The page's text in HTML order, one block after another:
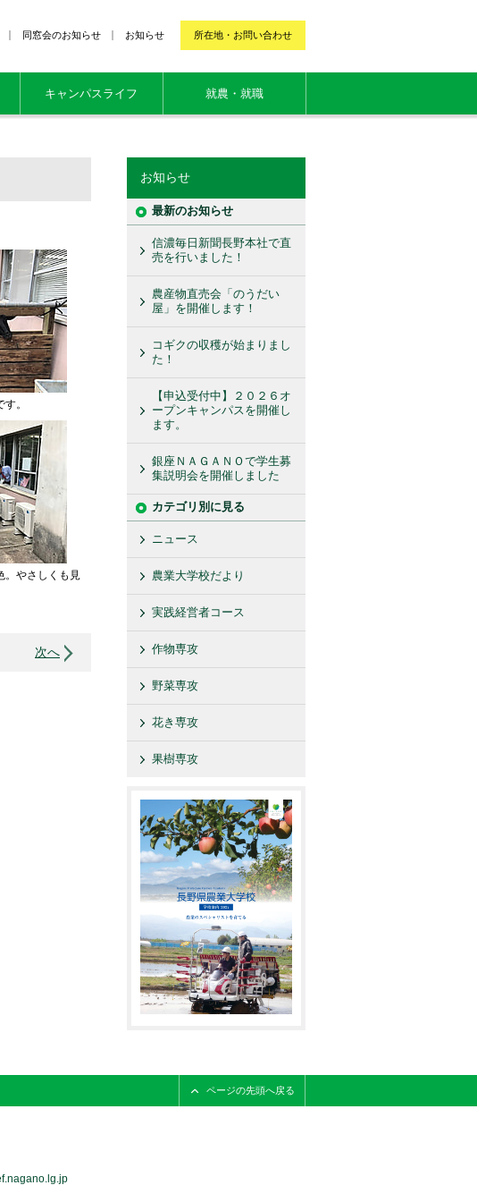
所在地・お問い合わせ
お知らせ
同窓会のお知らせ
キャンパスライフ 就農・就職
。
。やさしくも見
次へ
お知らせ
最新のお知らせ
信濃毎日新聞長野本社で直
売を行いました！
農産物直売会「のうだい
屋」を開催します！
コギクの収穫が始まりまし
た！
【申込受付中】２０２６オ
ープンキャンパスを開催し
ます。
銀座ＮＡＧＡＮＯで学生募
集説明会を開催しました
カテゴリ別に見る
ニュース
農業大学校だより
実践経営者コース
作物専攻
野菜専攻
花き専攻
果樹専攻
ページの先頭へ戻る